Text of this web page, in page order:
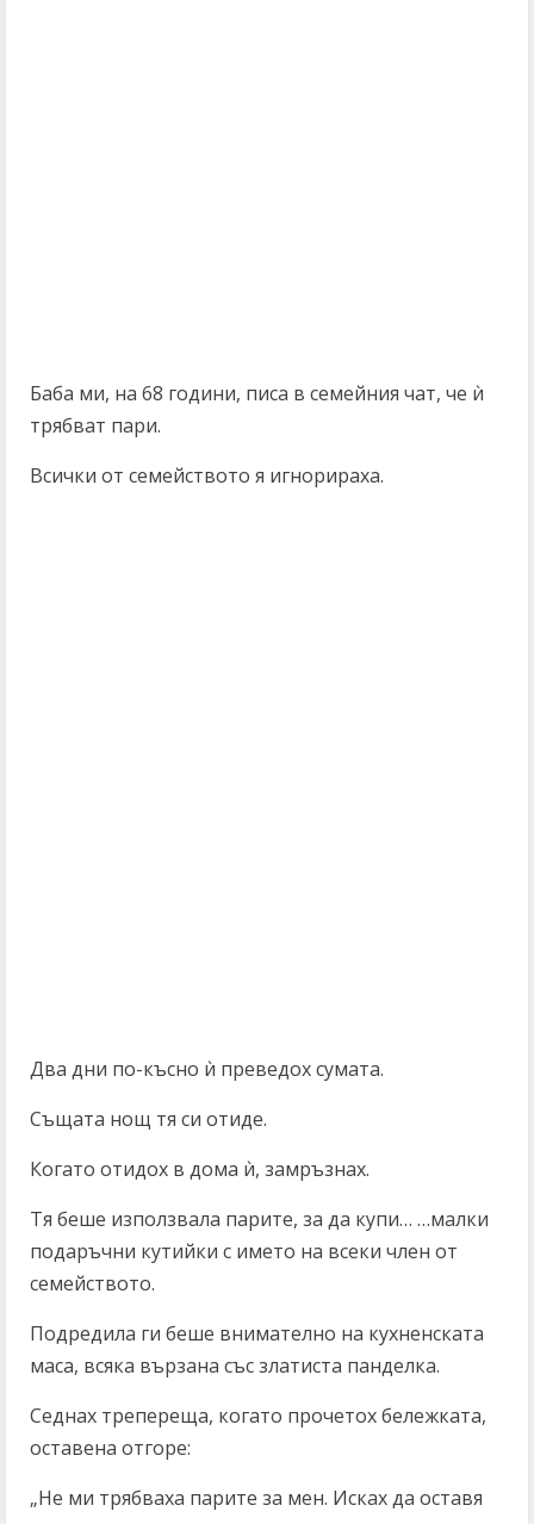
Бабa ми, на 68 години, писа в семейния чат, че ѝ
трябват пари.
Всички от семейството я игнорираха.
Два дни по-късно ѝ преведох сумата.
Същата нощ тя си отиде.
Когато отидох в дома ѝ, замръзнах.
Тя беше използвала парите, за да купи… …малки
подаръчни кутийки с името на всеки член от
семейството.
Подредила ги беше внимателно на кухненската
маса, всяка вързана със златиста панделка.
Седнах трепереща, когато прочетох бележката,
оставена отгоре:
„Не ми трябваха парите за мен. Исках да оставя